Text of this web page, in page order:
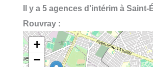
Il y a 5 agences d'intérim à Saint-
Rouvray :
+
−